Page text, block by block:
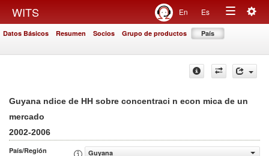
WITS En Es
Toggle
Datos Básicos Resumen Socios Grupo de productos País
Guyana ndice de HH sobre concentraci n econ mica de un
mercado
2002-2006
País/Región
Guyana